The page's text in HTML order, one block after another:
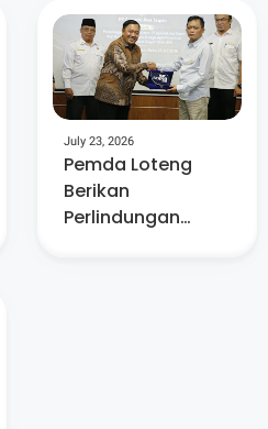
Pemda Loteng
Berikan
Perlindungan
July 23, 2026